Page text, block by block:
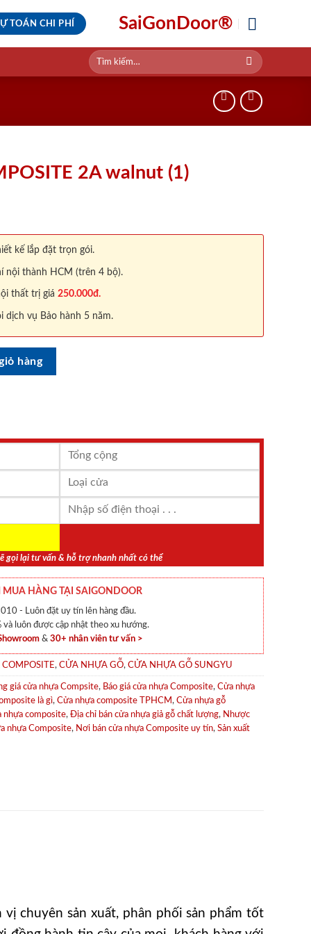
TOÁN CHI PHÍ SaiGonDoor®
Tìm
kiếm:
2A walnut (1)
kế lắp đặt trọn gói.
nội thành HCM (trên 4 bộ).
thất trị giá 250.000đ.
dịch vụ Bảo hành 5 năm.
(1) số lượng
hàng
gọi lại tư vấn & hỗ trợ nhanh nhất có thể
MUA HÀNG TẠI SAIGONDOOR
- Luôn đặt uy tín lên hàng đầu.
và luôn được cập nhật theo xu hướng.
& 30+ nhân viên tư vấn >
, CỬA NHỰA GỖ, CỬA NHỰA GỖ SUNGYU
giá cửa nhựa Compsite, Báo giá cửa nhựa Composite, Cửa nhựa
là gì, Cửa nhựa composite TPHCM, Cửa nhựa gỗ
nhựa composite, Địa chỉ bán cửa nhựa giả gỗ chất lượng, Nhược
nhựa Composite, Nơi bán cửa nhựa Composite uy tín, Sản xuất
vị chuyên sản xuất, phân phối sản phẩm tốt